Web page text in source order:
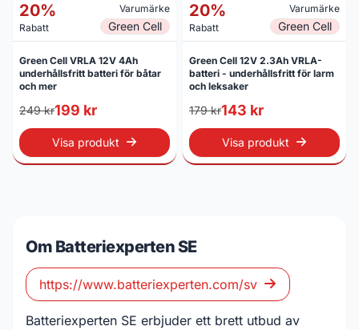
20%
Rabatt
Varumärke
Green Cell
Green Cell VRLA 12V 4Ah
underhållsfritt batteri för båtar
och mer
249 kr199 kr
Visa produkt
20%
Rabatt
Varumärke
Green Cell
Green Cell 12V 2.3Ah VRLA-
batteri - underhållsfritt för larm
och leksaker
179 kr143 kr
Visa produkt
Om Batteriexperten SE
https://www.batteriexperten.com/sv
Batteriexperten SE erbjuder ett brett utbud av